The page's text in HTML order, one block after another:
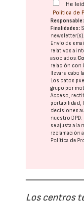
He
Política de
Responsable:
Finalidades:
Envío de
relativos a
asociados.
relación con
llevar a
Los datos
grupo por
Acceso,
portabilidad,
decisiones
nuestro DPD.
se ajusta a la
reclamación
Política de
Los centros